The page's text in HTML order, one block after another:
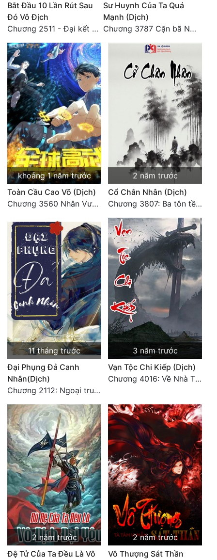
Bắt Đầu 10 Lần Rút Sau
Đó Vô Địch
Chương 2511 - Đại kết cục, Phiên ngoại thiên: Chư thiên quy nhất giới, vĩnh hằng thế giới. Hết!
Sư Huynh Của Ta Quá
Mạnh (Dịch)
Chương 3787 Cặn bã Nam Thiên Đạo
khoảng 1 năm trước
Toàn Cầu Cao Võ (Dịch)
Chương 3560 Nhân Vương trở về - END
2 năm trước
Cổ Chân Nhân (Dịch)
Chương 3807: Ba tôn tề công Thiên Đình (2)
11 tháng trước
Đại Phụng Đả Canh
Nhân(Dịch)
Chương 2112: Ngoại truyện 3 - Tiệc mừng công
3 năm trước
Vạn Tộc Chi Kiếp (Dịch)
Chương 4016: Về Nhà Thôi... (Đại Kết Cục)
2 năm trước
Đệ Tử Của Ta Đều Là Vô
2 năm trước
Vô Thượng Sát Thần